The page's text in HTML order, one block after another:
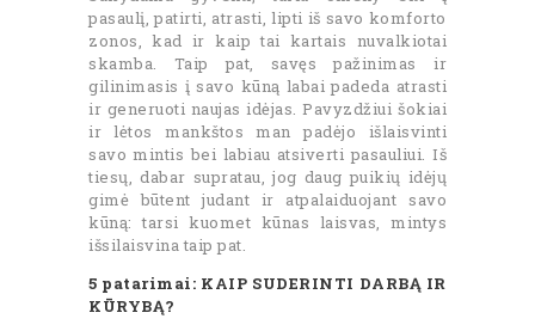
pasaulį, patirti, atrasti, lipti iš savo komforto
zonos, kad ir kaip tai kartais nuvalkiotai
skamba. Taip pat, savęs pažinimas ir
gilinimasis į savo kūną labai padeda atrasti
ir generuoti naujas idėjas. Pavyzdžiui šokiai
ir lėtos mankštos man padėjo išlaisvinti
savo mintis bei labiau atsiverti pasauliui. Iš
tiesų, dabar supratau, jog daug puikių idėjų
gimė būtent judant ir atpalaiduojant savo
kūną: tarsi kuomet kūnas laisvas, mintys
išsilaisvina taip pat.
5 patarimai: KAIP SUDERINTI DARBĄ IR
KŪRYBĄ?